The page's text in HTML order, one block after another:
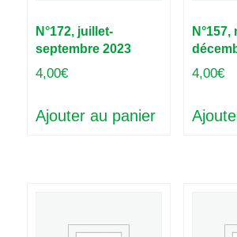
N°172, juillet-
septembre 2023
4,00€
Ajouter au panier
4,00€